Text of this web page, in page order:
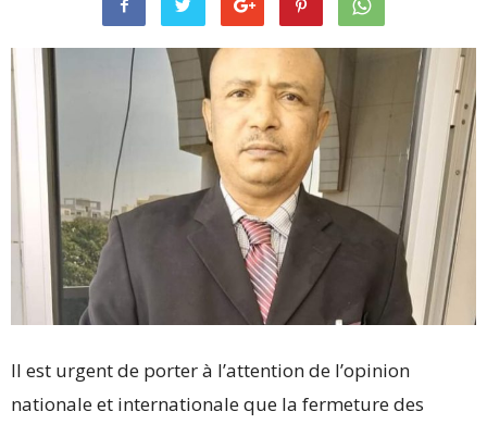
Il est urgent de porter à l’attention de l’opinion
nationale et internationale que la fermeture des